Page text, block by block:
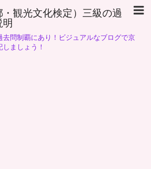
観光文化検定）三級の過
去問制覇にあり！ビジュアルなブログで京
ましょう！